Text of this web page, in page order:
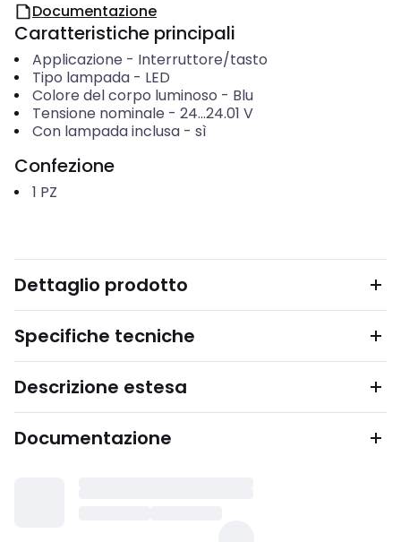
Documentazione
Caratteristiche principali
Applicazione - Interruttore/tasto
Tipo lampada- LED
Colore del corpo luminoso - Blu
Tensione nominale - 24...24.01 V
Con lampada inclusa- sì
Confezione
1 PZ
Dettaglio prodotto
Specifiche tecniche
Descrizione estesa
Documentazione